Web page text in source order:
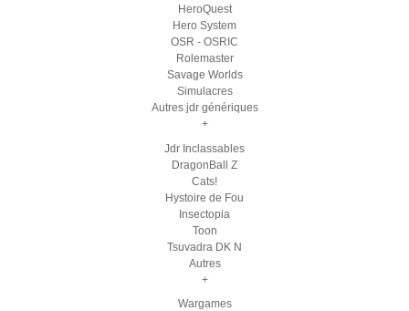
HeroQuest
Hero System
OSR - OSRIC
Rolemaster
Savage Worlds
Simulacres
Autres jdr génériques
+
Jdr Inclassables
DragonBall Z
Cats!
Hystoire de Fou
Insectopia
Toon
Tsuvadra DK N
Autres
+
Wargames